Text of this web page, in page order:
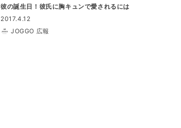
彼の誕生日！彼氏に胸キュンで愛されるには
2017.4.12
JOGGO 広報